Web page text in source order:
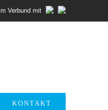
Im Verbund mit
KONTAKT